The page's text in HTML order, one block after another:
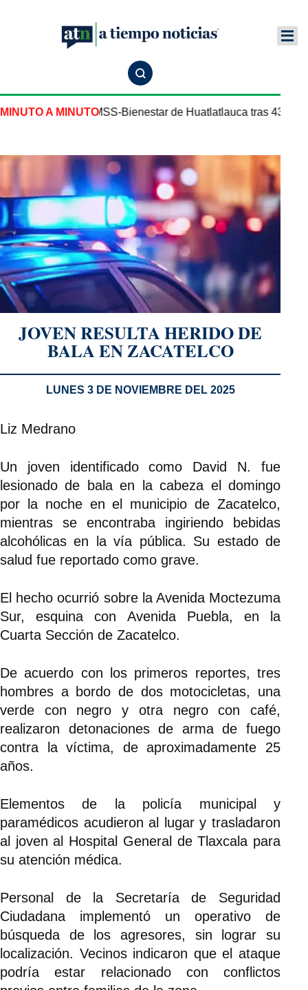
MINUTO A MINUTO
de Salud IMSS-Bienestar de Huatlatlauca tras 43 años
JOVEN RESULTA HERIDO DE
BALA EN ZACATELCO
LUNES 3 DE NOVIEMBRE DEL 2025
Liz Medrano
Un joven identificado como David N. fue
lesionado de bala en la cabeza el domingo
por la noche en el municipio de Zacatelco,
mientras se encontraba ingiriendo bebidas
alcohólicas en la vía pública. Su estado de
salud fue reportado como grave.
El hecho ocurrió sobre la Avenida Moctezuma
Sur, esquina con Avenida Puebla, en la
Cuarta Sección de Zacatelco.
De acuerdo con los primeros reportes, tres
hombres a bordo de dos motocicletas, una
verde con negro y otra negro con café,
realizaron detonaciones de arma de fuego
contra la víctima, de aproximadamente 25
años.
Elementos de la policía municipal y
paramédicos acudieron al lugar y trasladaron
al joven al Hospital General de Tlaxcala para
su atención médica.
Personal de la Secretaría de Seguridad
Ciudadana implementó un operativo de
búsqueda de los agresores, sin lograr su
localización. Vecinos indicaron que el ataque
podría estar relacionado con conflictos